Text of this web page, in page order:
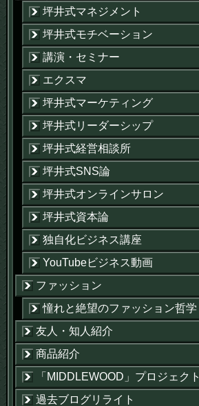
坪井式マネジメント
坪井式モチベーション
講演・セミナー
エクスマ
坪井式マーケティング
坪井式リーダーシップ
坪井式経営相談所
坪井式SNS論
坪井式オンラインサロン
坪井式資本論
独自化ビジネス講座
YouTubeビジネス動画
ファッション
憧れと絶望のファッション哲学
友人・知人紹介
商品紹介
「MIDDLEWOOD」プロジェクト
過去ブログリライト